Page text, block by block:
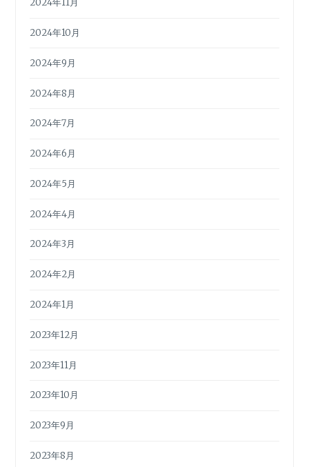
2024年11月
2024年10月
2024年9月
2024年8月
2024年7月
2024年6月
2024年5月
2024年4月
2024年3月
2024年2月
2024年1月
2023年12月
2023年11月
2023年10月
2023年9月
2023年8月